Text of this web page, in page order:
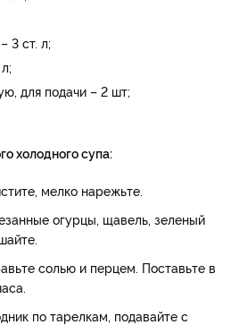
3 ст. л;
для подачи – 2 шт;
холодного супа:
мелко нарежьте.
огурцы, щавель, зеленый
солью и перцем. Поставьте в
по тарелкам, подавайте с